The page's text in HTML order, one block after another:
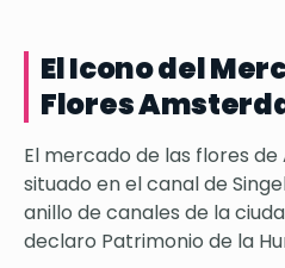
El Icono del
Flores
El mercado de las flores
situado en el canal de
anillo de canales de la
declaro Patrimonio de la